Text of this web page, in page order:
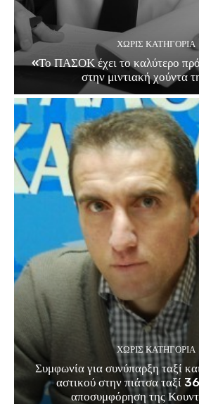
ΧΩΡΊΣ ΚΑΤΗΓΟΡΊΑ
«Το ΠΑΣΟΚ έχει το καλύτερο
στην μιντιακή χούντα
ΧΩΡΊΣ ΚΑΤΗΓΟΡΊΑ
Συμφωνία για συνύπαρξη ταξί
αστικού στην πιάτσα ταξί
αποσυμφόρηση της